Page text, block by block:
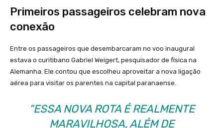
Primeiros passageiros celebram nova
conexão
Entre os passageiros que desembarcaram no voo inaugural
estava o curitibano Gabriel Weigert, pesquisador de física na
Alemanha. Ele contou que escolheu aproveitar a nova ligação
aérea para visitar os parentes na capital paranaense.
“ESSA NOVA ROTA É REALMENTE
MARAVILHOSA, ALÉM DE